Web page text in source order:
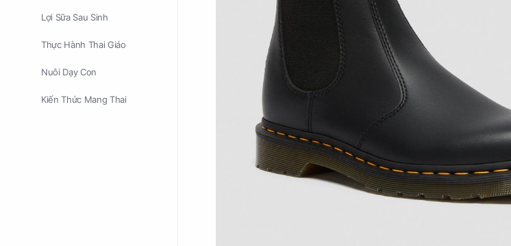
Lợi Sữa Sau Sinh
Thực Hành Thai Giáo
Nuôi Dạy Con
Kiến Thức Mang Thai